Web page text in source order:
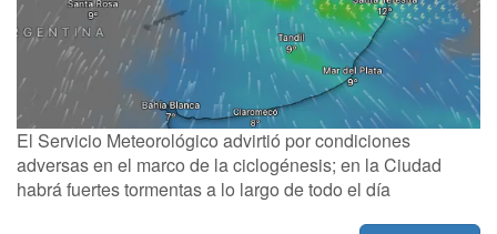
El Servicio Meteorológico advirtió por condiciones
adversas en el marco de la ciclogénesis; en la Ciudad
habrá fuertes tormentas a lo largo de todo el día